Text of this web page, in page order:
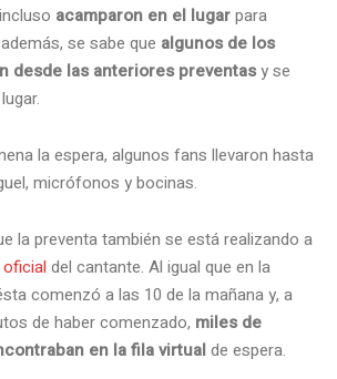
acamparon en el lugarpara
se sabe que algunos de los
desde las anteriores preventasy se
la espera, algunos fans llevaron hasta
micrófonos y bocinas.
la preventa también se está realizando a
del cantante. Al igual que en la
comenzó a las 10 de la mañana y, a
de haber comenzado, miles de
en la fila virtualde espera.